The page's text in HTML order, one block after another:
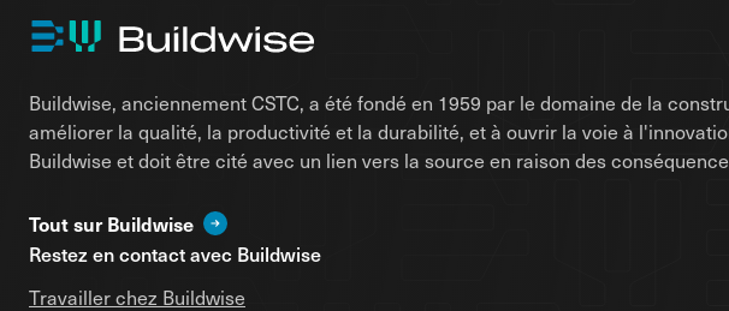
Buildwise, anciennement CSTC, a été fondé en 1959 par le domaine de la
améliorer la qualité, la productivité et la durabilité, et à ouvrir la voie à
Buildwise et doit être cité avec un lien vers la source en raison des
Tout sur Buildwise
Restez en contact avec Buildwise
Travailler chez Buildwise